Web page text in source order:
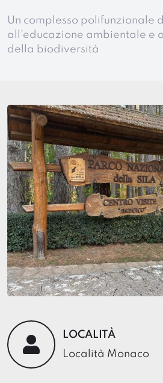
Un complesso polifunzionale
all’educazione ambientale e
della biodiversità
LOCALITÀ
Località Monaco